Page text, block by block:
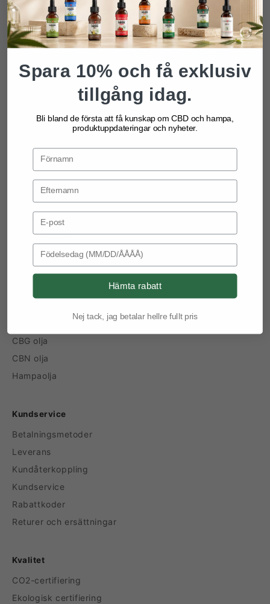
Företag
Företagets nyheter
Kontakt
Om oss
Cannabisolja
CBD droppar
CBD hudvård
CBG olja
CBN olja
Hampaolja
Kundservice
Betalningsmetoder
Leverans
Kundåterkoppling
Kundservice
Rabattkoder
Returer och ersättningar
Kvalitet
CO2-certifiering
Ekologisk certifiering
Spara 10% och få exklusiv
tillgång idag.
Bli bland de första att få kunskap om CBD och hampa,
produktuppdateringar och nyheter.
Email Address
Birthday
Hämta rabatt
Nej tack, jag betalar hellre fullt pris